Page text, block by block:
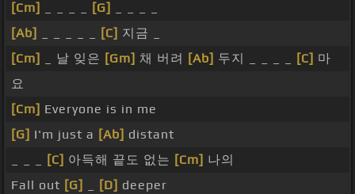
[Cm] [G]
[Ab]
[C] 지금 _
[Cm]
_ 날 잊은 [Gm] 채 버려 [Ab] 두지 _ _ _ _ [C] 마
요
[Cm] Everyone is in me
[G] I'm just a [Ab] distant
[C] 아득해 끝도 없는 [Cm] 나의
Fall out [G] [D] deeper